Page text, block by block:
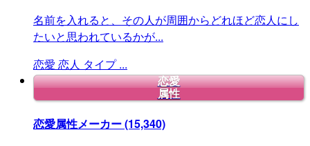
名前を入れると、その人が周囲からどれほど恋人にし
たいと思われているかが...
恋愛 恋人 タイプ ...
恋愛
属性
恋愛属性メーカー(15,340)